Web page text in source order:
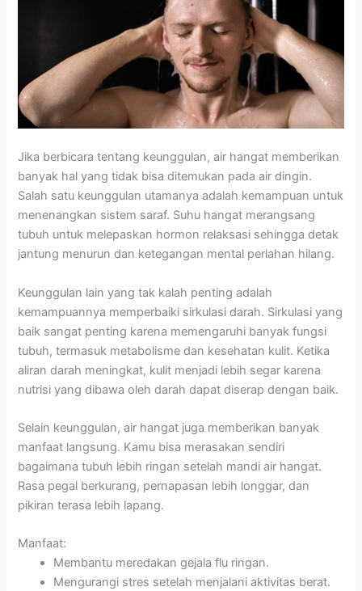
Jika berbicara tentang keunggulan, air hangat memberikan
banyak hal yang tidak bisa ditemukan pada air dingin.
Salah satu keunggulan utamanya adalah kemampuan untuk
menenangkan sistem saraf. Suhu hangat merangsang
tubuh untuk melepaskan hormon relaksasi sehingga detak
jantung menurun dan ketegangan mental perlahan hilang.
Keunggulan lain yang tak kalah penting adalah
kemampuannya memperbaiki sirkulasi darah. Sirkulasi yang
baik sangat penting karena memengaruhi banyak fungsi
tubuh, termasuk metabolisme dan kesehatan kulit. Ketika
aliran darah meningkat, kulit menjadi lebih segar karena
nutrisi yang dibawa oleh darah dapat diserap dengan baik.
Selain keunggulan, air hangat juga memberikan banyak
manfaat langsung. Kamu bisa merasakan sendiri
bagaimana tubuh lebih ringan setelah mandi air hangat.
Rasa pegal berkurang, pernapasan lebih longgar, dan
pikiran terasa lebih lapang.
Manfaat:
Membantu meredakan gejala flu ringan.
Mengurangi stres setelah menjalani aktivitas berat.